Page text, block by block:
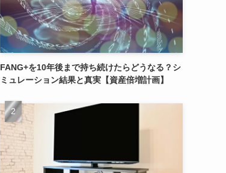
FANG+を10年後まで持ち続けたらどうなる？シ
ミュレーション結果と真実【資産倍増計画】